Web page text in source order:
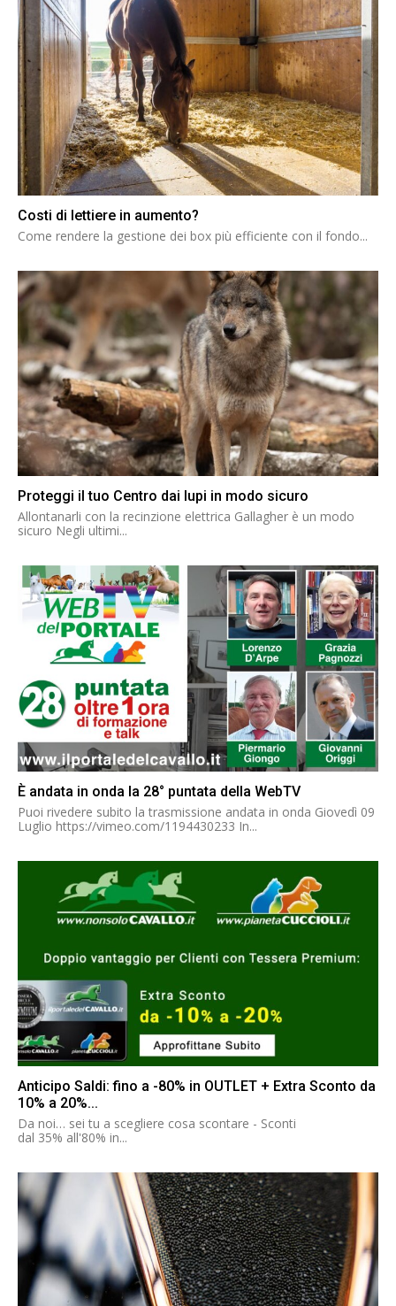
Costi di lettiere in aumento?
Come rendere la gestione dei box più efficiente con il fondo...
Proteggi il tuo Centro dai lupi in modo sicuro
Allontanarli con la recinzione elettrica Gallagher è un modo
sicuro Negli ultimi...
È andata in onda la 28° puntata della WebTV
Puoi rivedere subito la trasmissione andata in onda Giovedì 09
Luglio https://vimeo.com/1194430233 In...
Anticipo Saldi: fino a -80% in OUTLET + Extra Sconto da
10% a 20%...
Da noi… sei tu a scegliere cosa scontare - Sconti
dal 35% all'80% in...